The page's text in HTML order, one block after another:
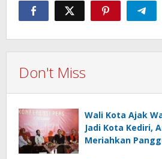
Don't Miss
Wali Kota Ajak
Jadi Kota Kediri,
Meriahkan